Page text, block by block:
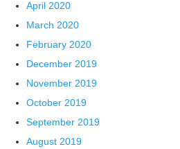
April 2020
March 2020
February 2020
December 2019
November 2019
October 2019
September 2019
August 2019